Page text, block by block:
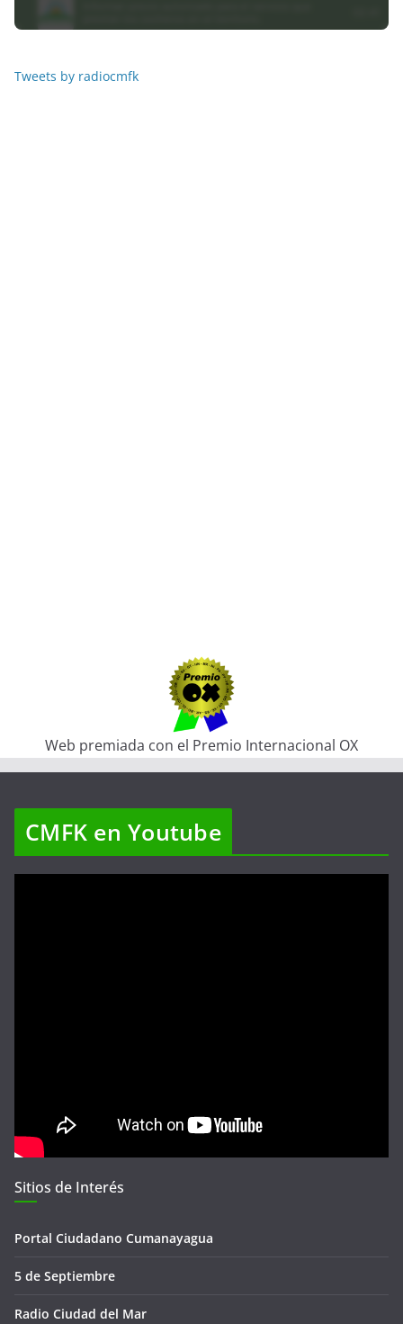
Tweets by radiocmfk
Web premiada con el Premio Internacional OX
CMFK en Youtube
Sitios de Interés
Portal Ciudadano Cumanayagua
5 de Septiembre
Radio Ciudad del Mar